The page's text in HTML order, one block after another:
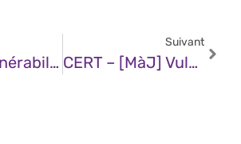
CERT – Vulnérabilité Dans Wireshark (05 Juin 2025)
Suivant
CERT – [MàJ] Vulnérabilité Dans Roundcube (05 Juin 2025)